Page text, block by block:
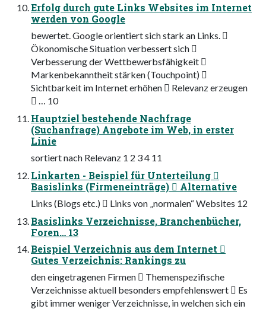
Erfolg durch gute Links Websites im Internet
werden von Google
bewertet. Google orientiert sich stark an Links. 
Ökonomische Situation verbessert sich 
Verbesserung der Wettbewerbsfähigkeit 
Markenbekanntheit stärken (Touchpoint) 
Sichtbarkeit im Internet erhöhen  Relevanz erzeugen
 … 10
Hauptziel bestehende Nachfrage
(Suchanfrage) Angebote im Web, in erster
Linie
sortiert nach Relevanz 1 2 3 4 11
Linkarten - Beispiel für Unterteilung 
Basislinks (Firmeneinträge)  Alternative
Links (Blogs etc.)  Links von „normalen“ Websites 12
Basislinks Verzeichnisse, Branchenbücher,
Foren… 13
Beispiel Verzeichnis aus dem Internet 
Gutes Verzeichnis: Rankings zu
den eingetragenen Firmen  Themenspezifische
Verzeichnisse aktuell besonders empfehlenswert  Es
gibt immer weniger Verzeichnisse, in welchen sich ein